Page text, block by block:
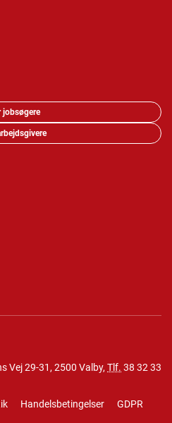
jobsøgere
Vej 29-31, 2500 Valby, Tlf. 38 32 33
Handelsbetingelser
GDPR